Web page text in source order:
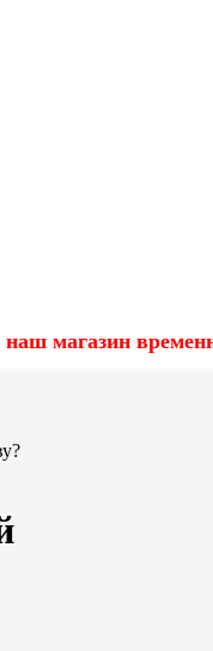
магазин